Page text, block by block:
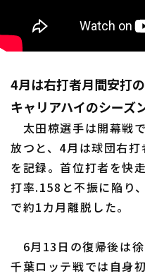
4月は右打者月間安打
キャリアハイのシーズ
太田椋選手は開幕戦
放つと、4月は球団右
を記録。首位打者を快
打率.158と不振に陥り
で約1カ月離脱した。
6月13日の復帰後は
千葉ロッテ戦では自身